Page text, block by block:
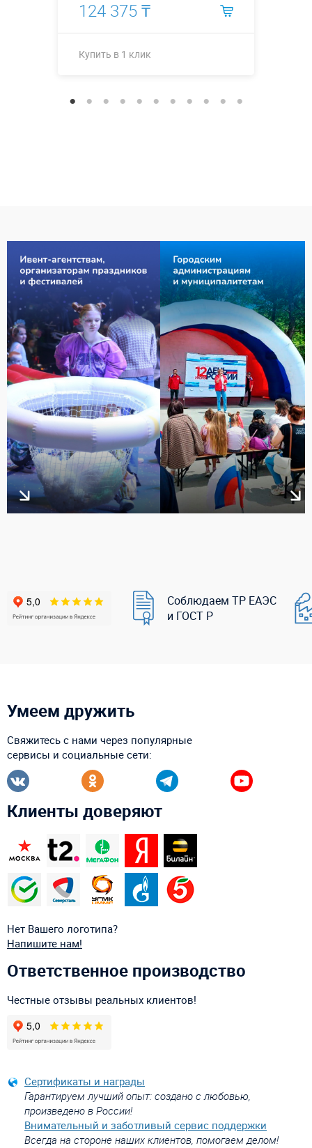
124 375 ₸
Купить в 1 клик
Соблюдаем ТР ЕАЭС
и ГОСТ Р
Умеем дружить
Свяжитесь с нами через популярные
сервисы и социальные сети:
Клиенты доверяют
Нет Вашего логотипа?
Напишите нам!
Ответственное производство
Честные отзывы реальных клиентов!
Сертификаты и награды
Гарантируем лучший опыт: создано с любовью,
произведено в России!
Внимательный и заботливый сервис поддержки
Всегда на стороне наших клиентов, помогаем делом!